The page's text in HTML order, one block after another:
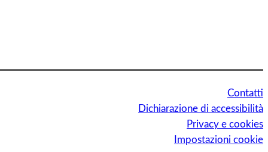
Contatti
Dichiarazione di accessibilità
Privacy e cookies
Impostazioni cookie